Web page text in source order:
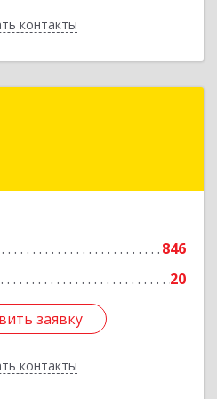
контакты
Назад
846
20
заявку
контакты
край, Ставрополь г,
заявку
Назад